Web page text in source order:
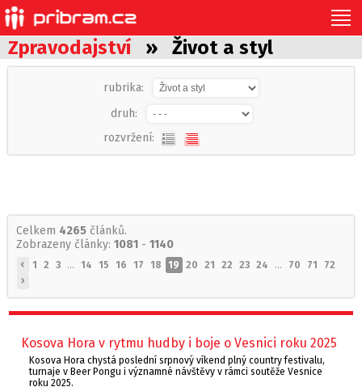
Zpravodajství » Život a styl
rubrika:
druh:
rozvržení:
Celkem 4265 článků.
Zobrazeny články: 1081 - 1140
‹ 1 2 3 ... 14 15 16 17 18 19 20 21 22 23 24 ... 70 71 72
›
Kosova Hora v rytmu hudby i boje o Vesnici roku 2025
Kosova Hora chystá poslední srpnový víkend plný country festivalu,
turnaje v Beer Pongu i významné návštěvy v rámci soutěže Vesnice
roku 2025.